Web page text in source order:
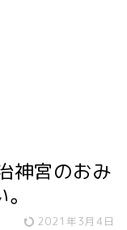
神宮のおみ
2021年3月4日